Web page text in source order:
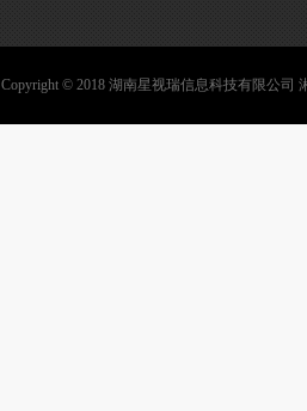
| Copyright © 2018 湖南星视瑞信息科技有限公司